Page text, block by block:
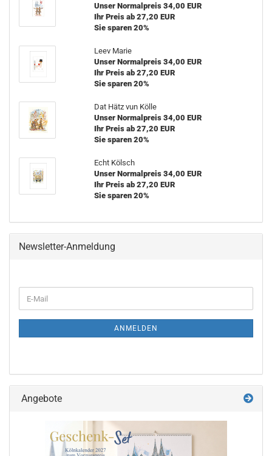
Unser Normalpreis 34,00 EUR
Ihr Preis ab 27,20 EUR
Sie sparen 20%
Leev Marie
Unser Normalpreis 34,00 EUR
Ihr Preis ab 27,20 EUR
Sie sparen 20%
Dat Hätz vun Kölle
Unser Normalpreis 34,00 EUR
Ihr Preis ab 27,20 EUR
Sie sparen 20%
Echt Kölsch
Unser Normalpreis 34,00 EUR
Ihr Preis ab 27,20 EUR
Sie sparen 20%
Newsletter-Anmeldung
ZUR
E-
Mail
ANMELDEN
Angebote